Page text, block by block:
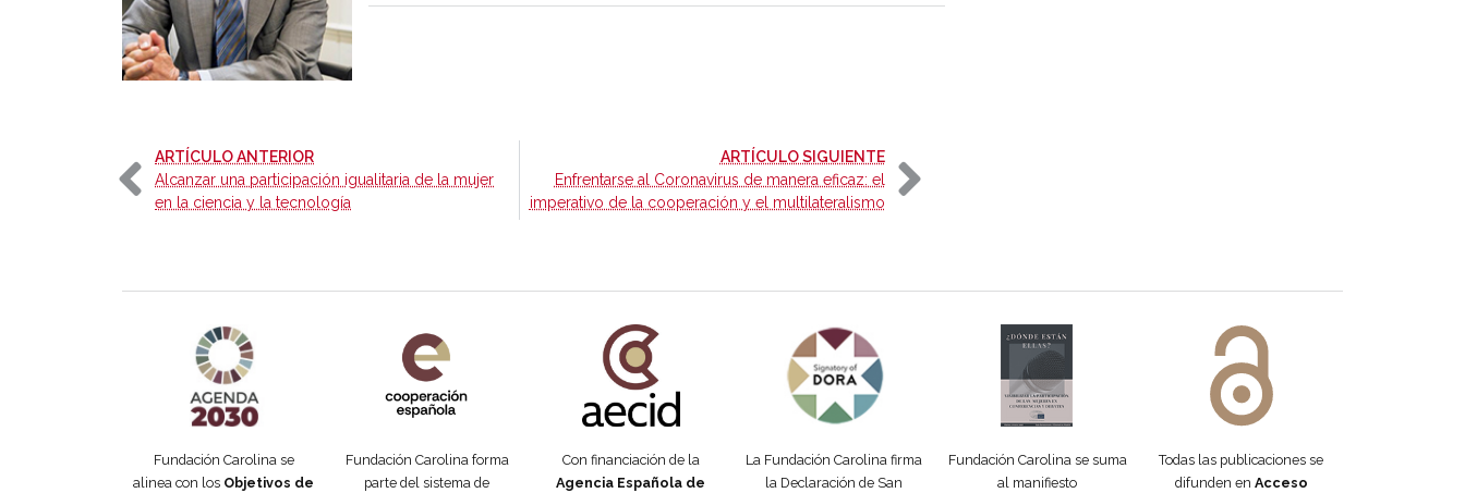
ARTÍCULO ANTERIOR-
Alcanzar una participación igualitaria de la mujer
en la ciencia y la tecnología
ARTÍCULO SIGUIENTE-
Enfrentarse al Coronavirus de manera eficaz: el
imperativo de la cooperación y el multilateralismo
Fundación Carolina se
alinea con los Objetivos de
Fundación Carolina forma
parte del sistema de
Con financiación de la
Agencia Española de
La Fundación Carolina firma
la Declaración de San
Fundación Carolina se suma
al manifiesto
Todas las publicaciones se
difunden en Acceso